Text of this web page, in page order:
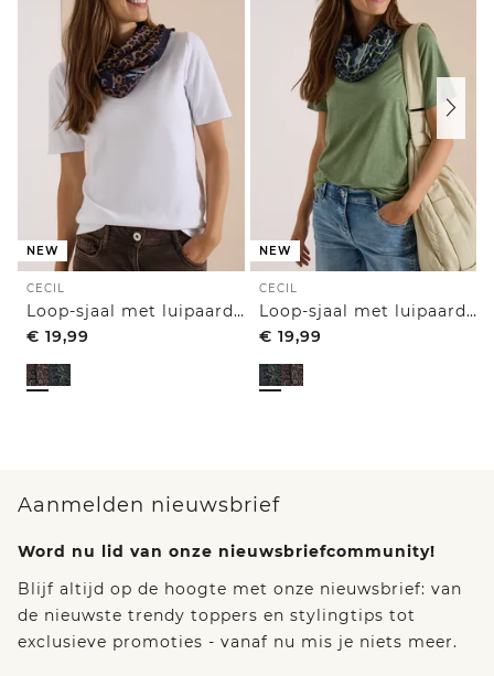
NEW
CECIL
Loop-sjaal met luipaardprint
€ 19,99
NEW
CECIL
Loop-sjaal met luipaardprint
€ 19,99
Aanmelden nieuwsbrief
Word nu lid van onze nieuwsbriefcommunity!
Blijf altijd op de hoogte met onze nieuwsbrief: van
de nieuwste trendy toppers en stylingtips tot
exclusieve promoties - vanaf nu mis je niets meer.